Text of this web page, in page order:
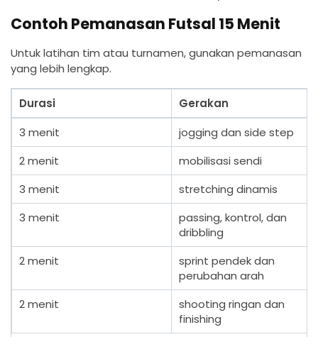
Contoh Pemanasan Futsal 15 Menit
Untuk latihan tim atau turnamen, gunakan pemanasan
yang lebih lengkap.
Durasi
Gerakan
3 menit
jogging dan side step
2 menit
mobilisasi sendi
3 menit
stretching dinamis
3 menit
passing, kontrol, dan
dribbling
2 menit
sprint pendek dan
perubahan arah
2 menit
shooting ringan dan
finishing